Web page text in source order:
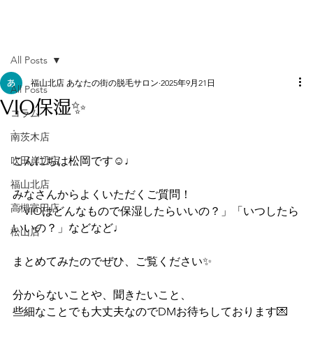
All Posts
コラム
南茨木店
吹田岸辺店
福山北店
高槻富田店
松山店
All Posts
VIO保湿✨
福山北店 あなたの街の脱毛サロン 2025年9月21日
.
こんにちは松岡です☺️♩
みなさんからよくいただくご質問！
「VIOはどんなもので保湿したらいいの？」「いつしたら
いいの？」などなど♩
まとめてみたのでぜひ、ご覧ください✨
分からないことや、聞きたいこと、
些細なことでも大丈夫なのでDMお待ちしております💌